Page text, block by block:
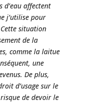
d’eau affectent
j’utilise pour
situation
de la
comme la laitue
une
De plus,
d’usage sur le
de devoir le